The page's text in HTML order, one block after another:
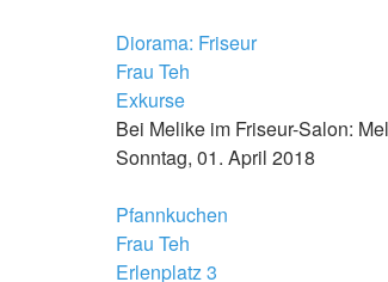
Diorama: Friseur
Frau Teh
Exkurse
Bei Melike im Friseur-Salon:
Sonntag, 01. April 2018
Pfannkuchen
Frau Teh
Erlenplatz 3